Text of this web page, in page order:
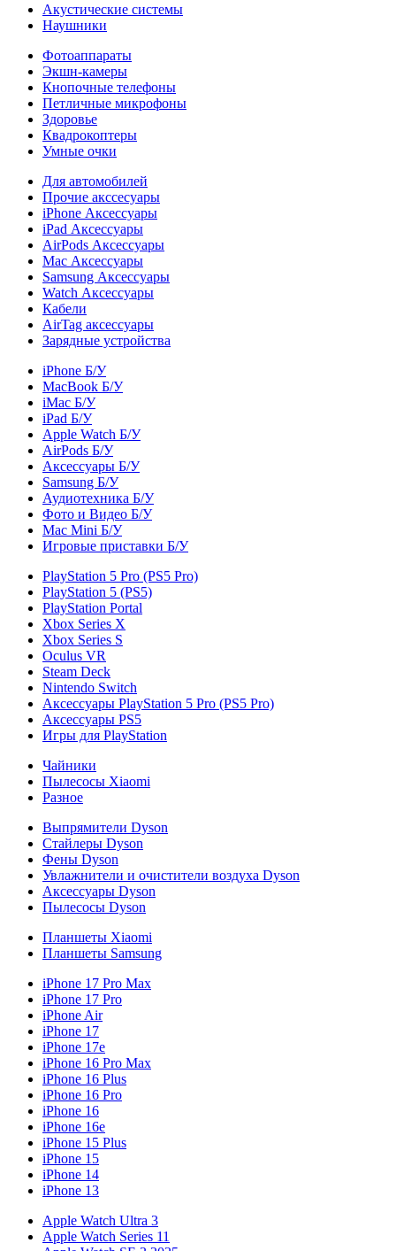
Акустические системы
Наушники
Фотоаппараты
Экшн-камеры
Кнопочные телефоны
Петличные микрофоны
Здоровье
Квадрокоптеры
Умные очки
Для автомобилей
Прочие акссесуары
iPhone Аксессуары
iPad Аксессуары
AirPods Аксессуары
Mac Аксессуары
Samsung Аксессуары
Watch Аксессуары
Кабели
AirTag аксессуары
Зарядные устройства
iPhone Б/У
MacBook Б/У
iMac Б/У
iPad Б/У
Apple Watch Б/У
AirPods Б/У
Аксессуары Б/У
Samsung Б/У
Аудиотехника Б/У
Фото и Видео Б/У
Mac Mini Б/У
Игровые приставки Б/У
PlayStation 5 Pro (PS5 Pro)
PlayStation 5 (PS5)
PlayStation Portal
Xbox Series X
Xbox Series S
Oculus VR
Steam Deck
Nintendo Switch
Аксессуары PlayStation 5 Pro (PS5 Pro)
Аксессуары PS5
Игры для PlayStation
Чайники
Пылесосы Xiaomi
Разное
Выпрямители Dyson
Стайлеры Dyson
Фены Dyson
Увлажнители и очистители воздуха Dyson
Аксессуары Dyson
Пылесосы Dyson
Планшеты Xiaomi
Планшеты Samsung
iPhone 17 Pro Max
iPhone 17 Pro
iPhone Air
iPhone 17
iPhone 17e
iPhone 16 Pro Max
iPhone 16 Plus
iPhone 16 Pro
iPhone 16
iPhone 16e
iPhone 15 Plus
iPhone 15
iPhone 14
iPhone 13
Apple Watch Ultra 3
Apple Watch Series 11